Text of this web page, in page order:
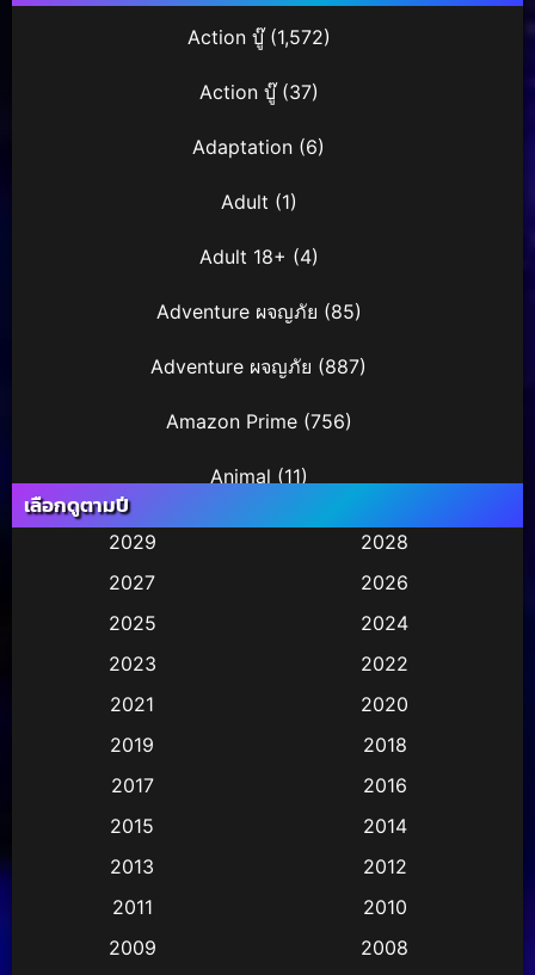
Action บู๊(1,572)
Action บู๊(37)
Adaptation (6)
Adult (1)
Adult 18+ (4)
Adventure ผจญภัย (85)
Adventure ผจญภัย (887)
Amazon Prime(756)
Animal (11)
Animation การ์ตูน(245)
เลือกดูตามปี
2029
2028
2027
2026
2025
2024
2023
2022
2021
2020
2019
2018
2017
2016
2015
2014
2013
2012
2011
2010
2009
2008